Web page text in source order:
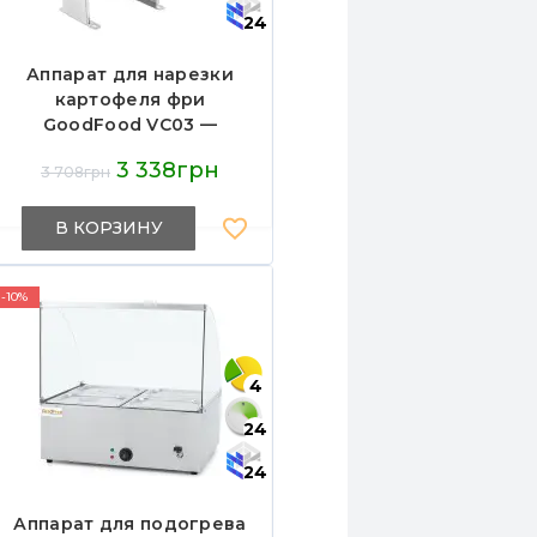
24
Аппарат для нарезки
картофеля фри
GoodFood VC03 —
быстрой и ровной
ножей, корпус из
алюминия
3 708грн 3 338грн
В КОРЗИНУ
-10%
4
24
24
Аппарат для подогрева